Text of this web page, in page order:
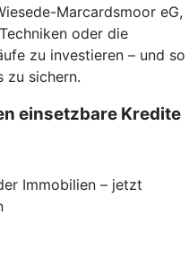
Marcardsmoor eG,
oder die
zu investieren – und so
zu sichern.
einsetzbare Kredite
Immobilien – jetzt